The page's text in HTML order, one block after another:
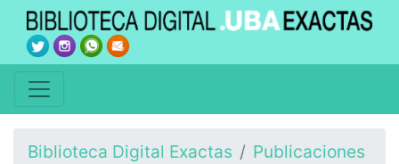
Biblioteca Digital Exactas
Publicaciones